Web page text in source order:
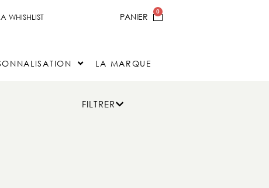
WHISHLIST PANIER 0
LA MARQUE
FILTRER